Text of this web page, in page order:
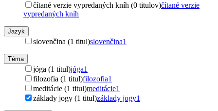
čítané verzie vypredaných kníh (0 titulov)čítané verzie
vypredaných kníh
Jazyk
slovenčina (1 titul)slovenčina1
Téma
jóga (1 titul)jóga1
filozofia (1 titul)filozofia1
meditácie (1 titul)meditácie1
základy jogy (1 titul)základy jogy1